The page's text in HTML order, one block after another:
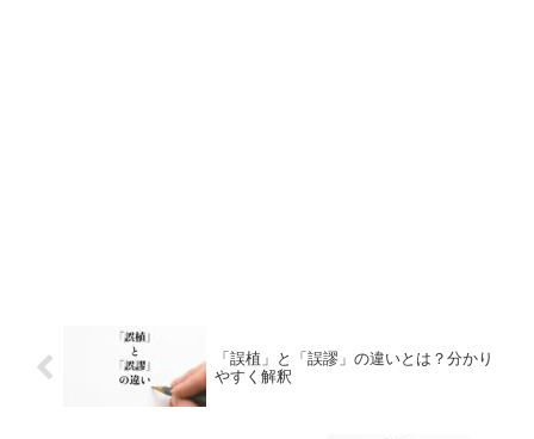
「誤植」と「誤謬」の違いとは？分かり
やすく解釈